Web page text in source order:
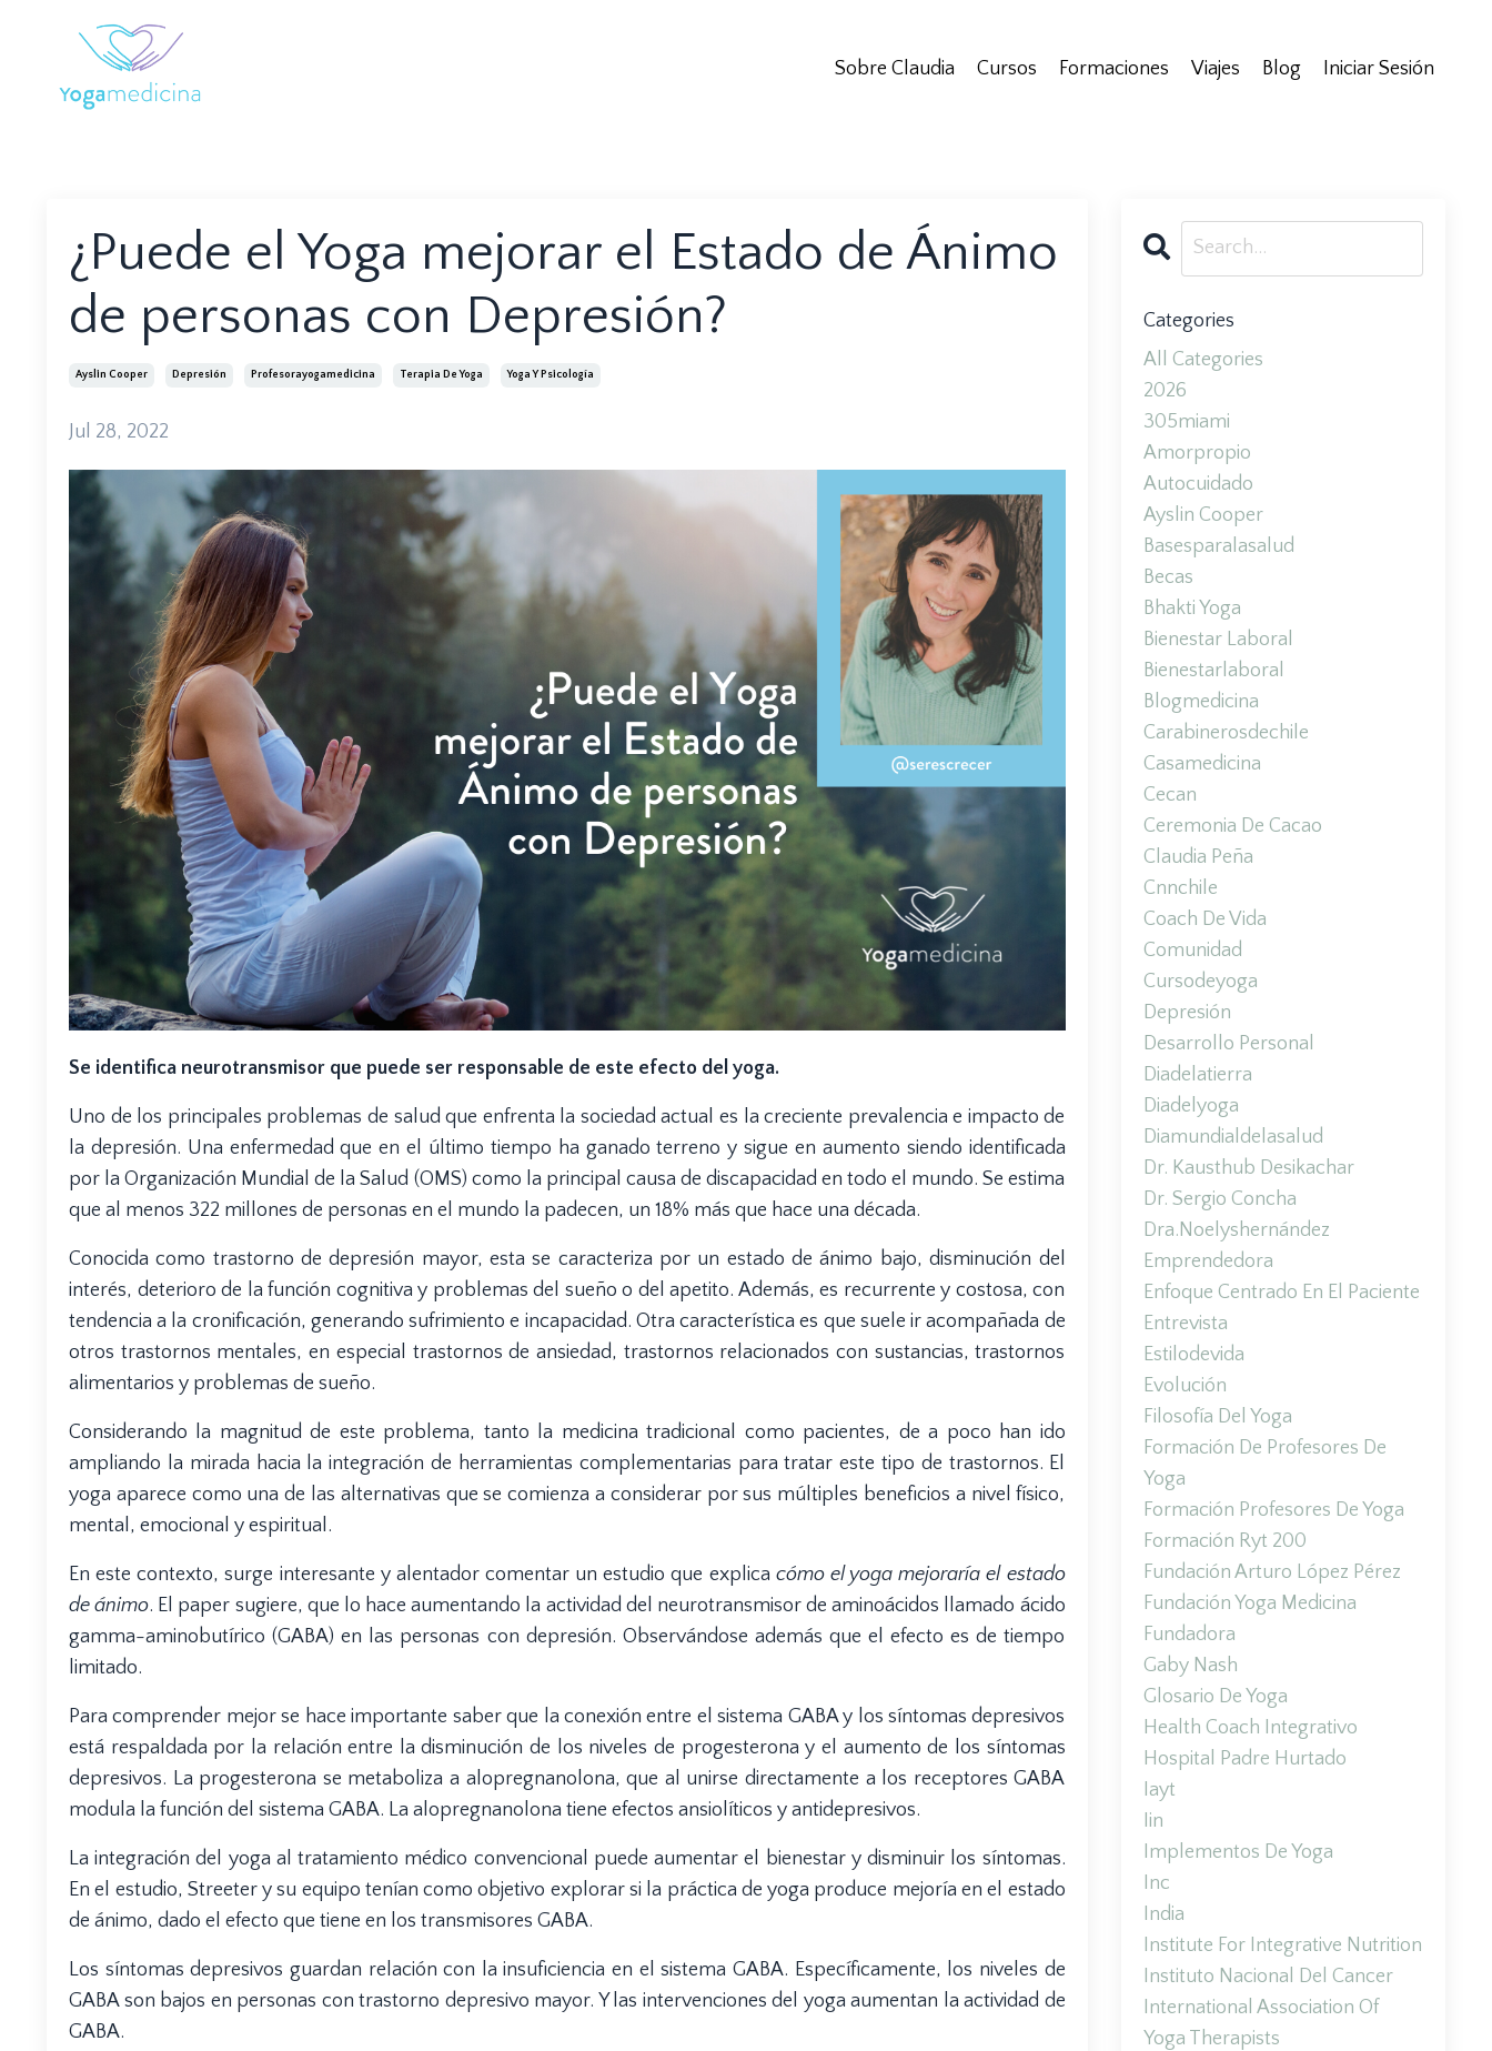
Sobre Claudia Cursos Formaciones Viajes Blog Iniciar Sesión
¿Puede el Yoga mejorar el Estado de Ánimo
de personas con Depresión?
Ayslin Cooper Depresión Profesorayogamedicina Terapia De Yoga Yoga Y Psicología
Jul 28, 2022
Se identifica neurotransmisor que puede ser responsable de este efecto del yoga.
Uno de los principales problemas de salud que enfrenta la sociedad actual es la creciente prevalencia e impacto de
la depresión. Una enfermedad que en el último tiempo ha ganado terreno y sigue en aumento siendo identificada
por la Organización Mundial de la Salud (OMS) como la principal causa de discapacidad en todo el mundo. Se estima
que al menos 322 millones de personas en el mundo la padecen, un 18% más que hace una década.
Conocida como trastorno de depresión mayor, esta se caracteriza por un estado de ánimo bajo, disminución del
interés, deterioro de la función cognitiva y problemas del sueño o del apetito. Además, es recurrente y costosa, con
tendencia a la cronificación, generando sufrimiento e incapacidad. Otra característica es que suele ir acompañada de
otros trastornos mentales, en especial trastornos de ansiedad, trastornos relacionados con sustancias, trastornos
alimentarios y problemas de sueño.
Considerando la magnitud de este problema, tanto la medicina tradicional como pacientes, de a poco han ido
ampliando la mirada hacia la integración de herramientas complementarias para tratar este tipo de trastornos. El
yoga aparece como una de las alternativas que se comienza a considerar por sus múltiples beneficios a nivel físico,
mental, emocional y espiritual.
En este contexto, surge interesante y alentador comentar un estudio que explica cómo el yoga mejoraría el estado
de ánimo. El paper sugiere, que lo hace aumentando la actividad del neurotransmisor de aminoácidos llamado ácido
gamma-aminobutírico (GABA) en las personas con depresión. Observándose además que el efecto es de tiempo
limitado.
Para comprender mejor se hace importante saber que la conexión entre el sistema GABA y los síntomas depresivos
está respaldada por la relación entre la disminución de los niveles de progesterona y el aumento de los síntomas
depresivos. La progesterona se metaboliza a alopregnanolona, ​​que al unirse directamente a los receptores GABA
modula la función del sistema GABA. La alopregnanolona tiene efectos ansiolíticos y antidepresivos.
La integración del yoga al tratamiento médico convencional puede aumentar el bienestar y disminuir los síntomas.
En el estudio, Streeter y su equipo tenían como objetivo explorar si la práctica de yoga produce mejoría en el estado
de ánimo, dado el efecto que tiene en los transmisores GABA.
Los síntomas depresivos guardan relación con la insuficiencia en el sistema GABA. Específicamente, los niveles de
GABA son bajos en personas con trastorno depresivo mayor. Y las intervenciones del yoga aumentan la actividad de
GABA.
Categories
All Categories
2026
305miami
Amorpropio
Autocuidado
Ayslin Cooper
Basesparalasalud
Becas
Bhakti Yoga
Bienestar Laboral
Bienestarlaboral
Blogmedicina
Carabinerosdechile
Casamedicina
Cecan
Ceremonia De Cacao
Claudia Peña
Cnnchile
Coach De Vida
Comunidad
Cursodeyoga
Depresión
Desarrollo Personal
Diadelatierra
Diadelyoga
Diamundialdelasalud
Dr. Kausthub Desikachar
Dr. Sergio Concha
Dra.noelyshernández
Emprendedora
Enfoque Centrado En El Paciente
Entrevista
Estilodevida
Evolución
Filosofía Del Yoga
Formación De Profesores De
Yoga
Formación Profesores De Yoga
Formación Ryt 200
Fundación Arturo López Pérez
Fundación Yoga Medicina
Fundadora
Gaby Nash
Glosario De Yoga
Health Coach Integrativo
Hospital Padre Hurtado
Iayt
Iin
Implementos De Yoga
Inc
India
Institute For Integrative Nutrition
Instituto Nacional Del Cancer
International Association Of
Yoga Therapists